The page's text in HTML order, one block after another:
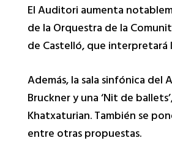
El Auditori aumenta
de la Orquestra de la
de Castelló, que interpretará
Además, la sala sinfónica
Bruckner y una ‘Nit de
Khatxaturian. También se
entre otras propuestas.